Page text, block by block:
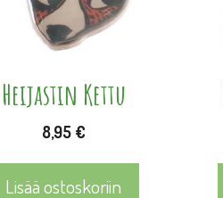
Heijastin Kettu
8,95 €
Lisää ostoskoriin